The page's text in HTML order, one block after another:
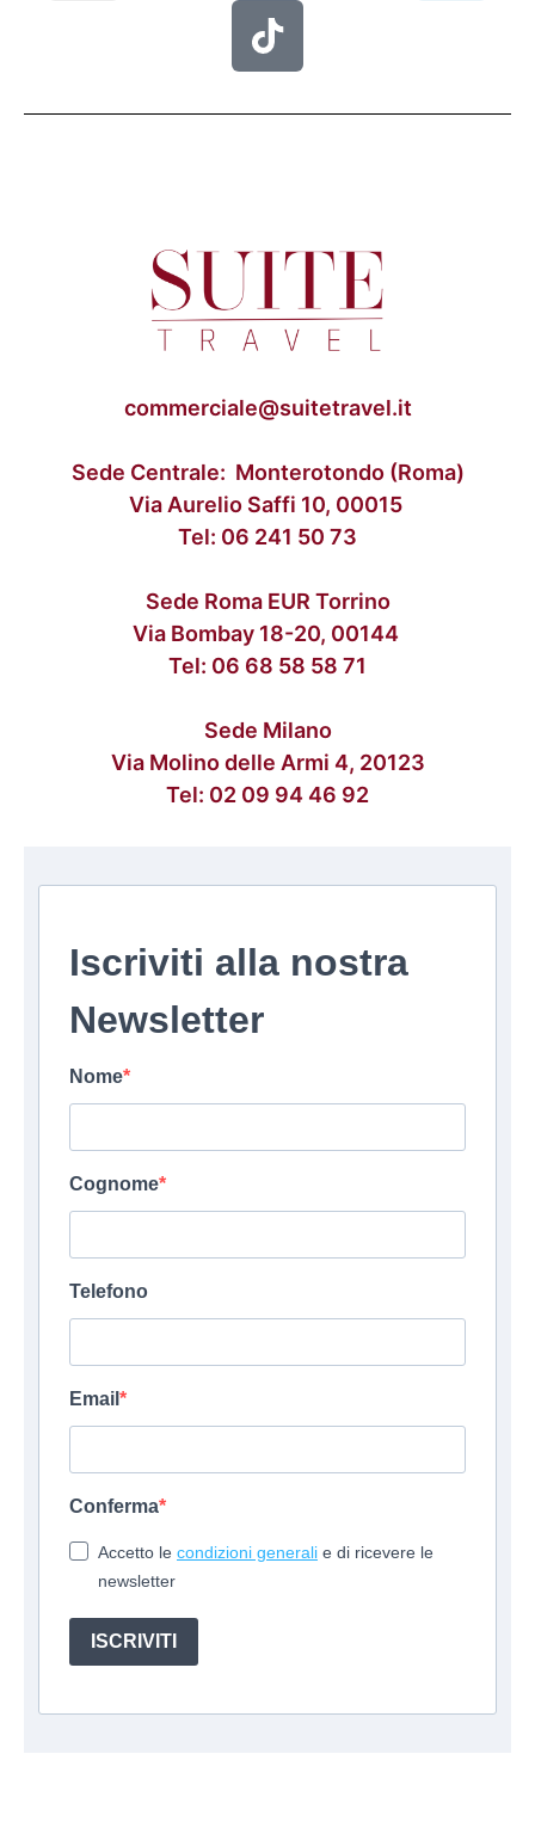
commerciale@suitetravel.it
Sede Centrale: Monterotondo (Roma)
Via Aurelio Saffi 10, 00015
Tel: 06 241 50 73
Sede Roma EUR Torrino
Via Bombay 18-20, 00144
Tel: 06 68 58 58 71
Sede Milano
Via Molino delle Armi 4, 20123
Tel: 02 09 94 46 92
Iscriviti alla nostra
Newsletter
Nome
Cognome
Telefono
Email
Conferma
Accetto le condizioni generali e di ricevere le
newsletter
ISCRIVITI